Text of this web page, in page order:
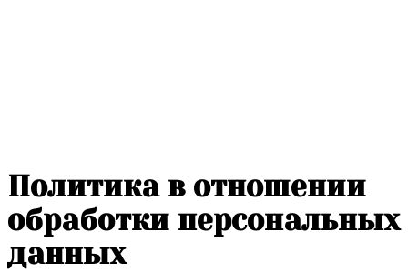
Политика в отношении
обработки персональных
данных